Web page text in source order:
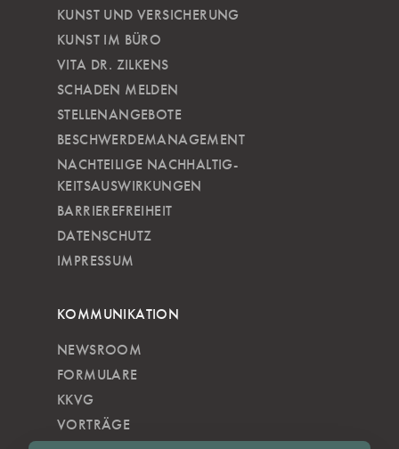
KUNST UND VERSICHERUNG
KUNST IM BÜRO
VITA DR. ZILKENS
SCHADEN MELDEN
STELLENANGEBOTE
BESCHWERDEMANAGEMENT
NACHTEILIGE NACH­HALTIG­
KEITSAUSWIRKUNGEN
BARRIEREFREIHEIT
DATENSCHUTZ
IMPRESSUM
KOMMUNIKATION
NEWSROOM
FORMULARE
KKVG
VORTRÄGE